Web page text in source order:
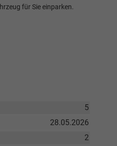
für Sie einparken.
5
28.05.2026
2